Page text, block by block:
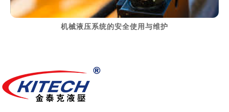
机械液压系统的安全使用与维护